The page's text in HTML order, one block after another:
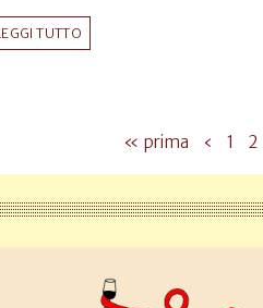
TUTTO
« prima ‹ 1 2